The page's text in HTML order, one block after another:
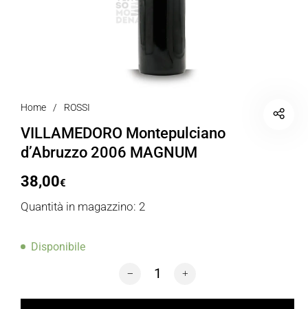
Home / ROSSI
VILLAMEDORO Montepulciano
d’Abruzzo 2006 MAGNUM
38,00€
Quantità in magazzino: 2
Disponibile
VILLAMEDORO Montepulciano